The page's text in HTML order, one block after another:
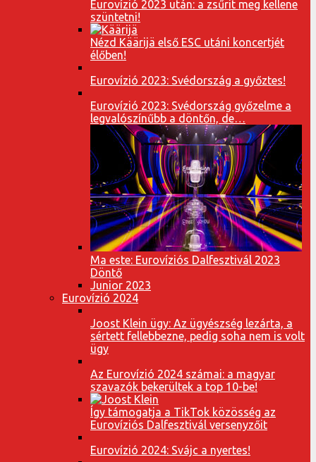
Eurovízió 2023 után: a zsűrit meg kellene
szüntetni!
Nézd Käärijä első ESC utáni koncertjét
élőben!
Eurovízió 2023: Svédország a győztes!
Eurovízió 2023: Svédország győzelme a
legvalószínűbb a döntőn, de…
Ma este: Eurovíziós Dalfesztivál 2023
Döntő
Junior 2023
Eurovízió 2024
Joost Klein ügy: Az ügyészség lezárta, a
sértett fellebbezne, pedig soha nem is volt
ügy
Az Eurovízió 2024 számai: a magyar
szavazók bekerültek a top 10-be!
Így támogatja a TikTok közösség az
Eurovíziós Dalfesztivál versenyzőit
Eurovízió 2024: Svájc a nyertes!